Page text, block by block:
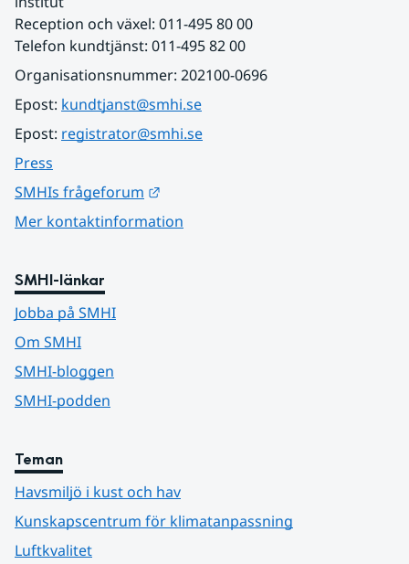
Reception och växel: 011-495 80 00
Telefon kundtjänst: 011-495 82 00
Organisationsnummer: 202100-0696
Epost: kundtjanst@smhi.se
Epost: registrator@smhi.se
Press
SMHIs frågeforum
Mer kontaktinformation
SMHI-länkar
Jobba på SMHI
Om SMHI
SMHI-bloggen
SMHI-podden
Teman
Havsmiljö i kust och hav
Kunskapscentrum för klimatanpassning
Luftkvalitet